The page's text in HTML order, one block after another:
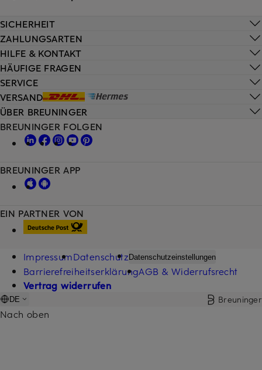
HILFE & KONTAKT
HÄUFIGE FRAGEN
SERVICE
VERSAND
SICHERHEIT
ZAHLUNGSARTEN
ÜBER BREUNINGER
EIN PARTNER VON
BREUNINGER FOLGEN
BREUNINGER APP
ImpressumDatenschutzDatenschutzeinstellungen
BarrierefreiheitserklärungAGB & Widerrufsrecht
Vertrag widerrufen
DE Breuninger
Nach oben